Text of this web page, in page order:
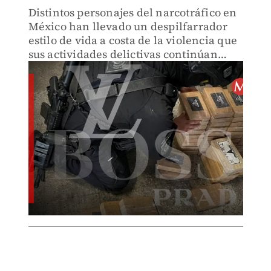
Distintos personajes del narcotráfico en
México han llevado un despilfarrador
estilo de vida a costa de la violencia que
sus actividades delictivas continúan
dejando a su paso en el país.